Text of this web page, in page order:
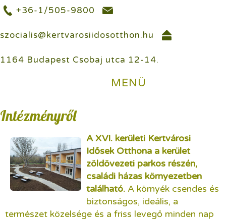
+36-1/505-9800
szocialis@kertvarosiidosotthon.hu
1164 Budapest Csobaj utca 12-14.
MENÜ
Intézményről
A XVI. kerületi Kertvárosi
Idősek Otthona a kerület
zöldövezeti parkos részén,
családi házas környezetben
található. A környék csendes és
biztonságos, ideális, a
természet közelsége és a friss levegő minden nap